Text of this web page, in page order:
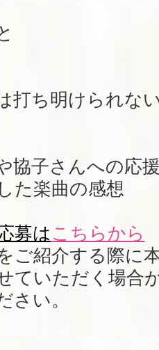
打ち明けられな
子さんへの応
楽曲の感想
募は こちらから
ご紹介する際に
ていただく場合
さい。